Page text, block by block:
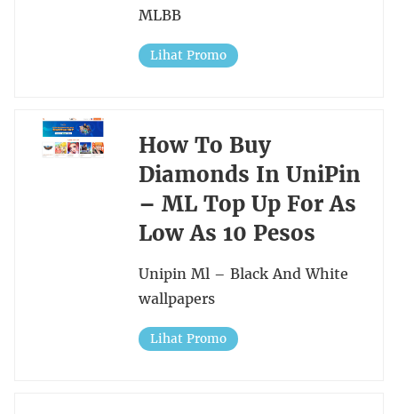
MLBB
Lihat Promo
How To Buy
Diamonds In UniPin
– ML Top Up For As
Low As 10 Pesos
Unipin Ml – Black And White
wallpapers
Lihat Promo